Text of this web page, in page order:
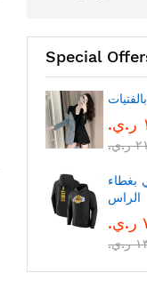
Special
بغطاء
الراس